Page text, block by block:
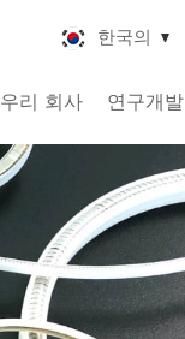
한국의
우리 회사 연구개발